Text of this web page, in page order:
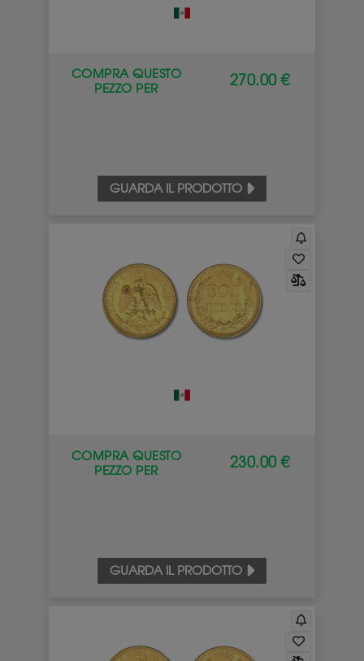
COMPRA QUESTO
PEZZO PER
270.00 €
GUARDA IL PRODOTTO
COMPRA QUESTO
PEZZO PER
230.00 €
GUARDA IL PRODOTTO